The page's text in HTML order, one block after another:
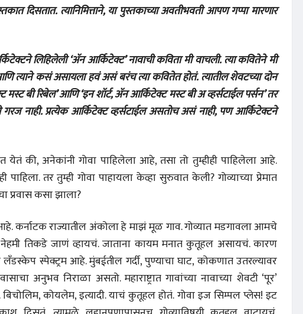
दिसतात. त्यानिमित्ताने, या पुस्तकाच्या अवतीभवती आपण गप्पा मारणार
लिहिलेली ‘अ‍ॅन आर्किटेक्ट’ नावाची कविता मी वाचली. त्या कवितेने मी
त्याने कसं असायला हवं असं बरंच त्या कवितेत होतं. त्यातील शेवटच्या दोन
बी रिबेल’ आणि ‘इन शॉर्ट, अ‍ॅन आर्किटेक्ट मस्ट बी अ व्हर्सटाईल पर्सन’ तर
नाही. प्रत्येक आर्किटेक्ट व्हर्सटाईल असतोच असं नाही, पण आर्किटेक्टने
येतं की, अनेकांनी गोवा पाहिलेला आहे, तसा तो तुम्हीही पाहिलेला आहे.
पाहिला. तर तुम्ही गोवा पाहायला केव्हा सुरुवात केली? गोव्याच्या प्रेमात
प्रवास कसा झाला?
कर्नाटक राज्यातील अंकोला हे माझं मूळ गाव. गोव्यात मडगावला आमचे
तिकडे जाणं व्हायचं. जाताना कायम मनात कुतूहल असायचं. कारण
स्पेक्ट्रम आहे. मुंबईतील गर्दी, पुण्याचा घाट, कोकणात उतरल्यावर
अनुभव निराळा असतो. महाराष्ट्रात गावांच्या नावाच्या शेवटी ‘पूर’
कोयलेम, इत्यादी. याचं कुतूहल होतं. गोवा इज सिम्पल प्लेस! इट
लेख
रामचंद्र गुहा
28 Jul 2026
लेख
प्रधानांच्याच काय
पंतप्रधानांच्या राजीनाम्यानेही
EDITORIAL
Will Sonam
Wangchuk's Hunger
Strike Make a
Editor
व्यक्तिवेध